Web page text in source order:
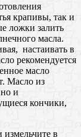
крапивы, так и
ложки залить
масла.
настаивать в
рекомендуется
масло
Масло из
и
кончики,
в